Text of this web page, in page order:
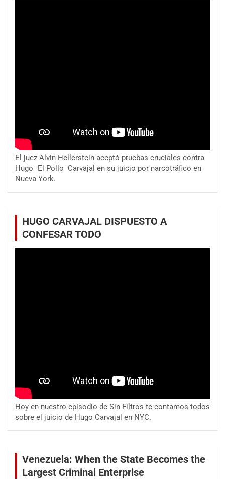
El juez Alvin Hellerstein aceptó pruebas cruciales contra
Hugo "El Pollo" Carvajal en su juicio por narcotráfico en
Nueva York.
HUGO CARVAJAL DISPUESTO A
CONFESAR TODO
Hoy en nuestro episodio de Sin Filtros te contamos todos
sobre el juicio de Hugo Carvajal en NYC.
Venezuela: When the State Becomes the
Largest Criminal Enterprise